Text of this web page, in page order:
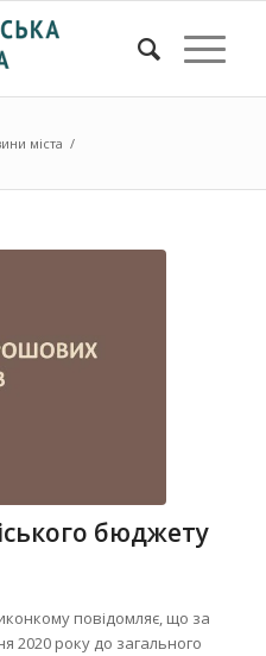
міста /
бюджету
повідомляє, що за
2020 року до загального